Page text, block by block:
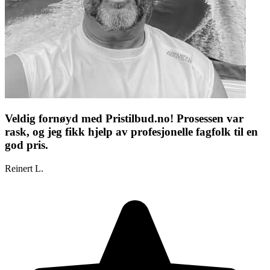
Veldig fornøyd med Pristilbud.no! Prosessen var
rask, og jeg fikk hjelp av profesjonelle fagfolk til en
god pris.
Reinert L.